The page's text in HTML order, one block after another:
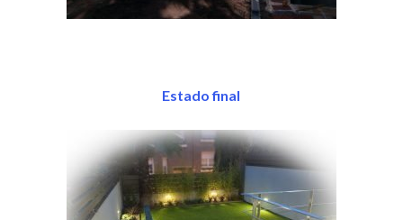
Estado final